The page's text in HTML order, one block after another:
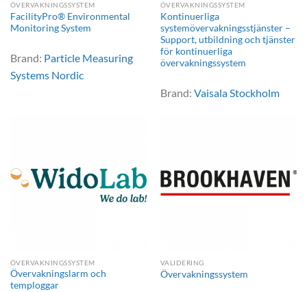
ÖVERVAKNINGSSYSTEM
FacilityPro® Environmental
Monitoring System
Brand: Particle Measuring
Systems Nordic
ÖVERVAKNINGSSYSTEM
Kontinuerliga
systemövervakningsstjänster –
Support, utbildning och tjänster
för kontinuerliga
övervakningssystem
Brand: Vaisala Stockholm
ÖVERVAKNINGSSYSTEM
Övervakningslarm och
temploggar
VALIDERING
Övervakningssystem